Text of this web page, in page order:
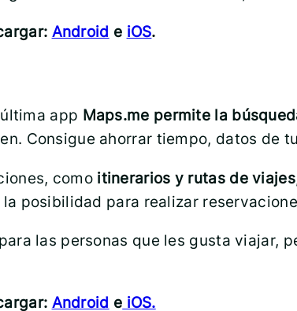
Android e iOS.
app Maps.me permite la
Consigue ahorrar tiempo, datos de
como itinerarios y rutas de
posibilidad para realizar
las personas que les gusta viajar,
Android e iOS.